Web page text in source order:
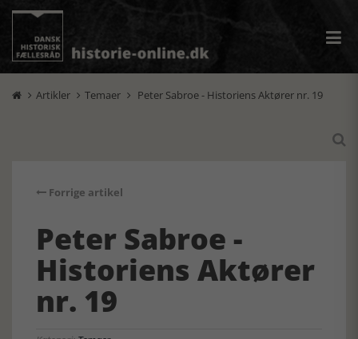
 Artikler  Temaer  Peter Sabroe - Historiens Aktører nr. 19

Forrige artikel
Peter Sabroe -
Historiens Aktører
nr. 19